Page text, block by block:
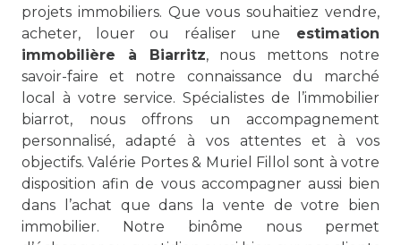
projets immobiliers. Que vous souhaitiez vendre,
acheter, louer ou réaliser une estimation
immobilière à Biarritz, nous mettons notre
savoir-faire et notre connaissance du marché
local à votre service. Spécialistes de l’immobilier
biarrot, nous offrons un accompagnement
personnalisé, adapté à vos attentes et à vos
objectifs. Valérie Portes & Muriel Fillol sont à votre
disposition afin de vous accompagner aussi bien
dans l’achat que dans la vente de votre bien
immobilier. Notre binôme nous permet